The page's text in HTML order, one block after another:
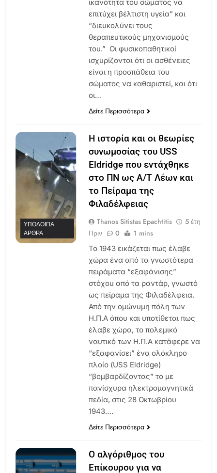
ικανότητα του σώματος να
επιτύχει βέλτιστη υγεία” και
“διευκολύνει τους
θεραπευτικούς μηχανισμούς
του.” Οι φυσικοπαθητικοί
ισχυρίζονται ότι οι ασθένειες
είναι η προσπάθεια του
σώματος να καθαριστεί, και ότι
οι…
Δείτε Περισσότερα
ΥΠΌΛΟΙΠΑ
ΆΡΘΡΑ
Η ιστορία και οι θεωρίες
συνωμοσίας του USS
Eldridge που εντάχθηκε
στο ΠΝ ως Α/Τ Λέων και
το Πείραμα της
Φιλαδέλφειας
Thanos Sitistas Epachtitis
5 έτη
Πριν
0 1 mins
Το 1943 εικάζεται πως έλαβε
χώρα ένα από τα γνωστότερα
πειράματα “εξαφάνισης”
στόχου από τα ραντάρ, γνωστό
ως πείραμα της Φιλαδέλφεια.
Από την ομώνυμη πόλη των
Η.Π.Α όπου και υποτίθεται πως
έλαβε χώρα, το πολεμικό
ναυτικό των Η.Π.Α κατάφερε να
“εξαφανίσει” ένα ολόκληρο
πλοίο (USS Eldridge)
“βομβαρδίζοντας” το με
πανίσχυρα ηλεκτρομαγνητικά
πεδία, στις 28 Οκτωβρίου
1943….
Δείτε Περισσότερα
Ο αλγόριθμος του
Επίκουρου για να